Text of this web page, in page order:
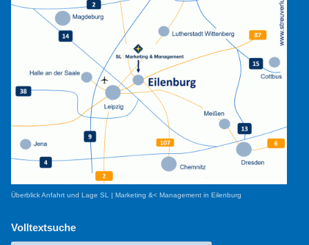
Überblick Anfahrt und Lage SL | Marketing &< Management in Eilenburg
Volltextsuche